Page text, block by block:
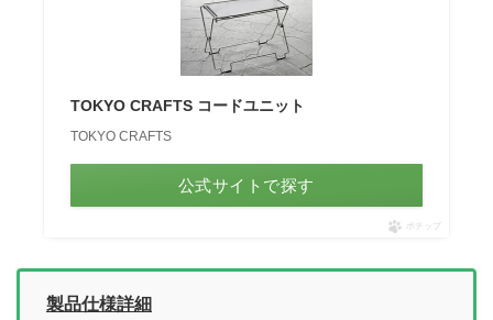
TOKYO CRAFTS コードユニット
TOKYO CRAFTS
公式サイトで探す
ポチップ
製品仕様詳細